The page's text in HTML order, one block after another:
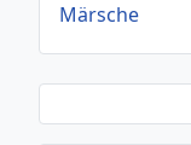
Märsche